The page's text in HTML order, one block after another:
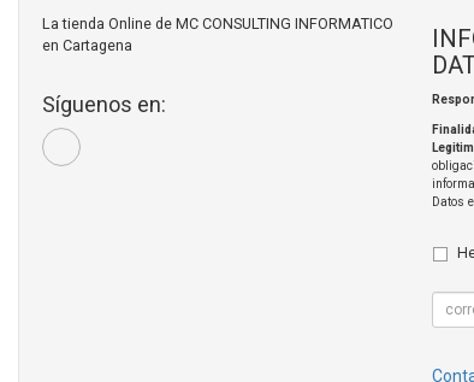
La tienda Online de MC CONSULTING INFORMATICO
en Cartagena
Síguenos en:
Datos